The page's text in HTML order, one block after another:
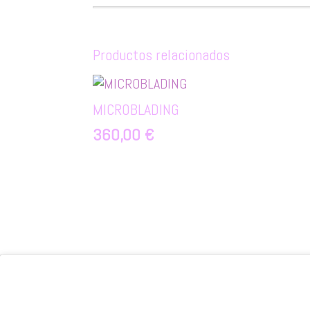
Productos relacionados
MICROBLADING
360,00 €